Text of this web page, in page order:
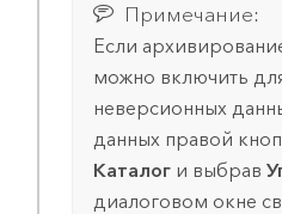
Примечание:
Если
можно включить
неверсионных
данных правой
Каталоги выбрав
диалоговом окне